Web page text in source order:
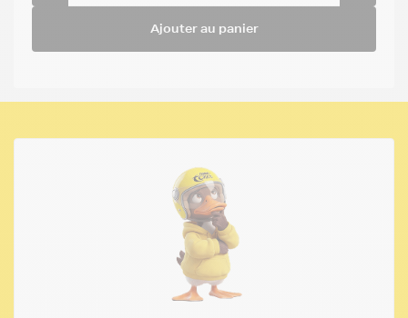
Ajouter au panier